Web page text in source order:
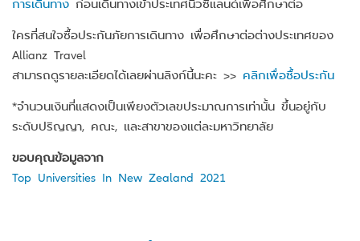
การเดินทาง ก่อนเดินทางเข้าประเทศนิวซีแลนด์เพื่อศึกษาต่อ
ใครที่สนใจซื้อประกันภัยการเดินทาง เพื่อศึกษาต่อต่างประเทศของ
Allianz Travel
สามารถดูรายละเอียดได้เลยผ่านลิงก์นี้นะคะ >> คลิกเพื่อซื้อประกัน
*จำนวนเงินที่แสดงเป็นเพียงตัวเลขประมาณการเท่านั้น ขึ้นอยู่กับ
ระดับปริญญา, คณะ, และสาขาของแต่ละมหาวิทยาลัย
ขอบคุณข้อมูลจาก
Top Universities In New Zealand 2021